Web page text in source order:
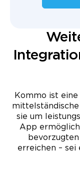
Kommo ist
sie um
App
erreichen – sei